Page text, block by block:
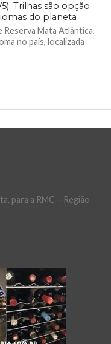
Trilhas são opção
do planeta
Mata Atlântica,
no país, localizada
para a RMC – Região